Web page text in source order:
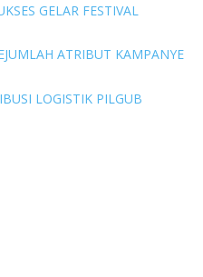
GELAR FESTIVAL
ATRIBUT KAMPANYE
LOGISTIK PILGUB